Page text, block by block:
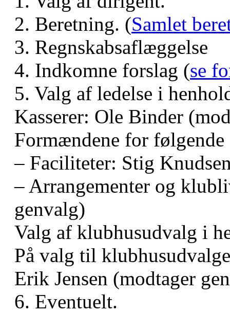
2. Beretning. (Samlet
3. Regnskabsaflæggelse
4. Indkomne forslag (se
5. Valg af ledelse i
Kasserer: Ole Binder
Formændene for følgende
– Faciliteter: Stig
– Arrangementer og
genvalg)
Valg af klubhusudvalg i
På valg til
Erik Jensen (modtager
6. Eventuelt.